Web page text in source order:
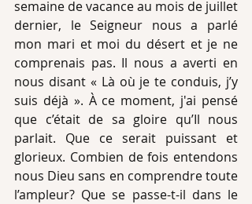
semaine de vacance au mois de juillet
dernier, le Seigneur nous a parlé
mon mari et moi du désert et je ne
comprenais pas. Il nous a averti en
nous disant « Là où je te conduis, j’y
suis déjà ». À ce moment, j'ai pensé
que c’était de sa gloire qu’Il nous
parlait. Que ce serait puissant et
glorieux. Combien de fois entendons
nous Dieu sans en comprendre toute
l’ampleur? Que se passe-t-il dans le